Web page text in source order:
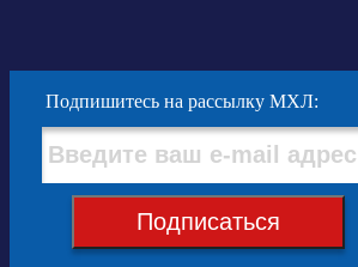
Подпишитесь на рассылку МХЛ:
Подписаться